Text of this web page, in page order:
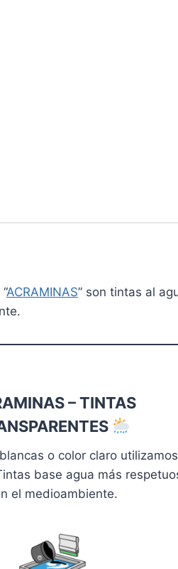
ACRAMINAS” son tintas al
– TINTAS
o color claro
base agua más
el medioambiente.